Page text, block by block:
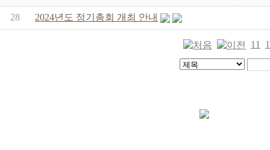
28 2024년도 정기총회 개최 안내
11